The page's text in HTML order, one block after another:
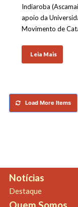
Indiaroba
apoio da
Movimento de
Leia Mais
Load More Items
Notícias
Destaque